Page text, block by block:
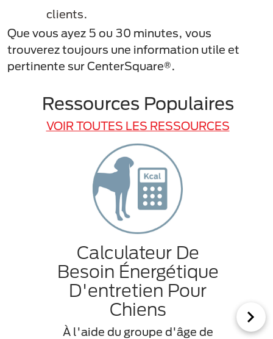
clients.
Que vous ayez 5 ou 30 minutes, vous
trouverez toujours une information utile et
pertinente sur CenterSquare®.
Ressources Populaires
VOIR TOUTES LES RESSOURCES
Calculateur De
Besoin Énergétique
D'entretien Pour
Chiens
À l'aide du groupe d'âge de